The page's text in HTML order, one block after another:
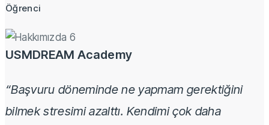
Öğrenci
USMDREAM Academy
“Başvuru döneminde ne yapmam gerektiğini
bilmek stresimi azalttı. Kendimi çok daha